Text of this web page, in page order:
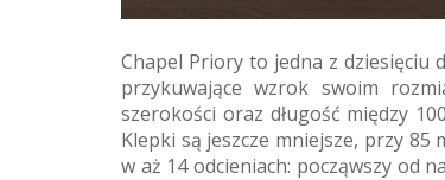
Chapel Priory to jedna z dziesięciu
przykuwające wzrok swoim
szerokości oraz długość między
Klepki są jeszcze mniejsze, przy 85
w aż 14 odcieniach: począwszy od